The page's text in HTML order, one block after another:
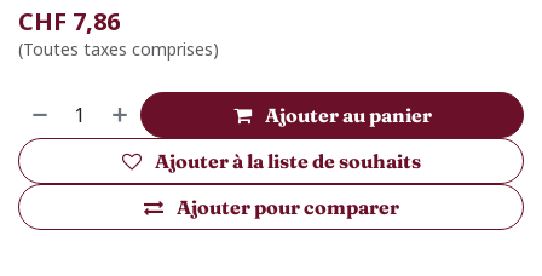
CHF 7,86
(Toutes taxes comprises)
Ajouter au panier
Ajouter pour comparer
Ajouter à la liste de souhaits